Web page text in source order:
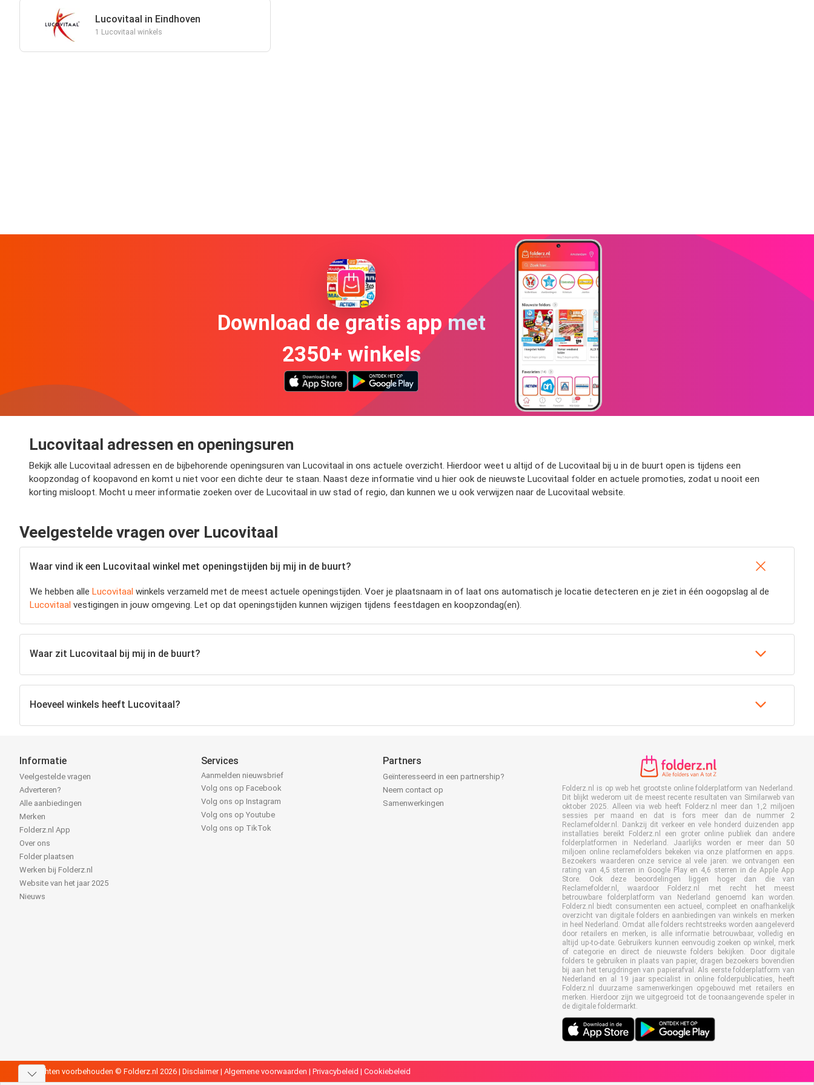
Lucovitaal in Eindhoven
1 Lucovitaal winkels
Download de gratis app met
2350+ winkels
Lucovitaal adressen en openingsuren
Bekijk alle Lucovitaal adressen en de bijbehorende openingsuren van Lucovitaal in ons actuele overzicht. Hierdoor weet u altijd of de Lucovitaal bij u in de buurt open is tijdens een
koopzondag of koopavond en komt u niet voor een dichte deur te staan. Naast deze informatie vind u hier ook de nieuwste Lucovitaal folder en actuele promoties, zodat u nooit een
korting misloopt. Mocht u meer informatie zoeken over de Lucovitaal in uw stad of regio, dan kunnen we u ook verwijzen naar de Lucovitaal website.
Veelgestelde vragen over Lucovitaal
Waar vind ik een Lucovitaal winkel met openingstijden bij mij in de buurt?
We hebben alle Lucovitaal winkels verzameld met de meest actuele openingstijden. Voer je plaatsnaam in of laat ons automatisch je locatie detecteren en je ziet in één oogopslag al de
Lucovitaal vestigingen in jouw omgeving. Let op dat openingstijden kunnen wijzigen tijdens feestdagen en koopzondag(en).
Waar zit Lucovitaal bij mij in de buurt?
Hoeveel winkels heeft Lucovitaal?
Informatie
Veelgestelde vragen
Adverteren?
Alle aanbiedingen
Merken
Folderz.nl App
Over ons
Folder plaatsen
Werken bij Folderz.nl
Website van het jaar 2025
Nieuws
Services
Aanmelden nieuwsbrief
Volg ons op Facebook
Volg ons op Instagram
Volg ons op Youtube
Volg ons op TikTok
Partners
Geïnteresseerd in een partnership?
Neem contact op
Samenwerkingen
Folderz.nl is op web het grootste online folderplatform van Nederland.
Dit blijkt wederom uit de meest recente resultaten van Similarweb van
oktober 2025. Alleen via web heeft Folderz.nl meer dan 1,2 miljoen
sessies per maand en dat is fors meer dan de nummer 2
Reclamefolder.nl. Dankzij dit verkeer en vele honderd duizenden app
installaties bereikt Folderz.nl een groter online publiek dan andere
folderplatformen in Nederland. Jaarlijks worden er meer dan 50
miljoen online reclamefolders bekeken via onze platformen en apps.
Bezoekers waarderen onze service al vele jaren: we ontvangen een
rating van 4,5 sterren in Google Play en 4,6 sterren in de Apple App
Store. Ook deze beoordelingen liggen hoger dan die van
Reclamefolder.nl, waardoor Folderz.nl met recht het meest
betrouwbare folderplatform van Nederland genoemd kan worden.
Folderz.nl biedt consumenten een actueel, compleet en onafhankelijk
overzicht van digitale folders en aanbiedingen van winkels en merken
in heel Nederland. Omdat alle folders rechtstreeks worden aangeleverd
door retailers en merken, is alle informatie betrouwbaar, volledig en
altijd up-to-date. Gebruikers kunnen eenvoudig zoeken op winkel, merk
of categorie en direct de nieuwste folders bekijken. Door digitale
folders te gebruiken in plaats van papier, dragen bezoekers bovendien
bij aan het terugdringen van papierafval. Als eerste folderplatform van
Nederland en al 19 jaar specialist in online folderpublicaties, heeft
Folderz.nl duurzame samenwerkingen opgebouwd met retailers en
merken. Hierdoor zijn we uitgegroeid tot de toonaangevende speler in
de digitale foldermarkt.
Alle rechten voorbehouden © Folderz.nl 2026 | Disclaimer| Algemene voorwaarden | Privacybeleid | Cookiebeleid